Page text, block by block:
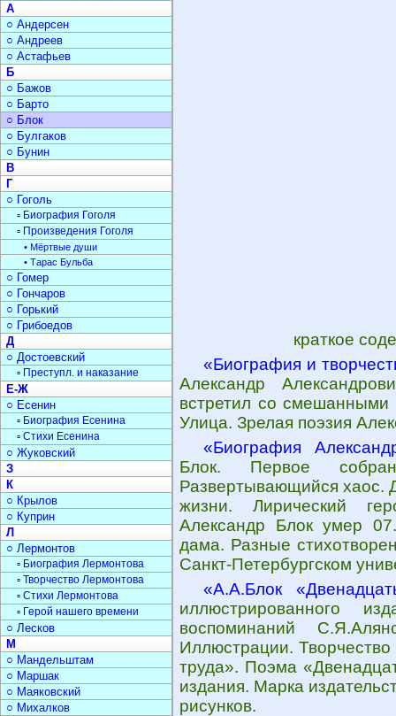
краткое
«Биография и
Александр
встретил со смешанными
Улица. Зрелая поэзия
«Биография
Блок. Первое
Развертывающийся хаос.
жизни. Лирический
Александр Блок умер
дама. Разные
Санкт-Петербургском
«А.А.Блок
иллюстрированного
воспоминаний
Иллюстрации.
труда». Поэма
издания. Марка
рисунков.
А
○ Андерсен
○ Андреев
○ Астафьев
Б
○ Бажов
○ Барто
○ Блок
○ Булгаков
○ Бунин
В
Г
○ Гоголь
▫ Биография Гоголя
▫ Произведения Гоголя
• Мёртвые души
• Тарас Бульба
○ Гомер
○ Гончаров
○ Горький
○ Грибоедов
Д
○ Достоевский
▫ Преступл. и наказание
Е-Ж
○ Есенин
▫ Биография Есенина
▫ Стихи Есенина
○ Жуковский
З
К
○ Крылов
○ Куприн
Л
○ Лермонтов
▫ Биография Лермонтова
▫ Творчество Лермонтова
▫ Стихи Лермонтова
▫ Герой нашего времени
○ Лесков
М
○ Мандельштам
○ Маршак
○ Маяковский
○ Михалков